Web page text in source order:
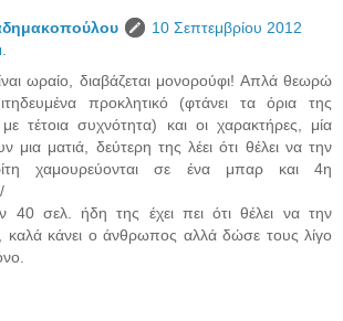
10 Σεπτεμβρίου 2012
ωραίο, διαβάζεται μονορούφι! Απλά θεωρώ
προκλητικό (φτάνει τα όρια της
τέτοια συχνότητα) και οι χαρακτήρες, μία
μια ματιά, δεύτερη της λέει ότι θέλει να την
χαμουρεύονται σε ένα μπαρ και 4η
40 σελ. ήδη της έχει πει ότι θέλει να την
καλά κάνει ο άνθρωπος αλλά δώσε τους λίγο